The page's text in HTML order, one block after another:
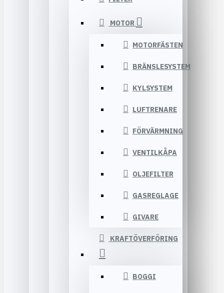
MOTOR
MOTORFÄSTEN
BRÄNSLESYSTEM
KYLSYSTEM
LUFTRENARE
FÖRVÄRMNING
VENTILKÅPA
OLJEFILTER
GASREGLAGE
GIVARE
KRAFTÖVERFÖRING
BOGGI